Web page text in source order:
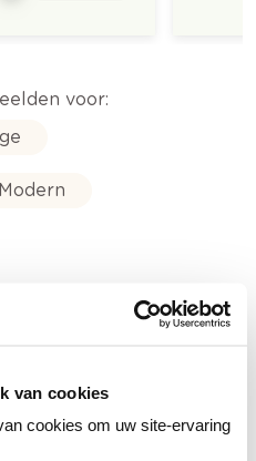
van cookies
cookies om uw site-ervaring
voor:
Modern
door je